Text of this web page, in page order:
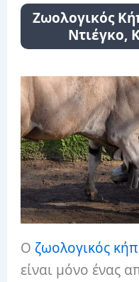
Ζωολογικός
Ντιέγκο,
Ο ζωολογικός
είναι μόνο ένας